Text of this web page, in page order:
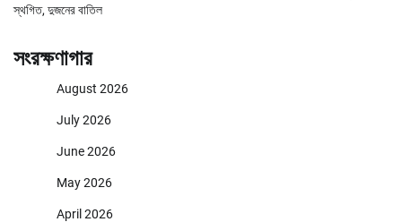
স্থগিত, দুজনের বাতিল
সংরক্ষণাগার
August 2026
July 2026
June 2026
May 2026
April 2026